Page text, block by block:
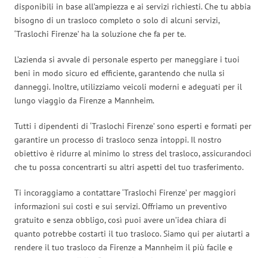
disponibili in base all’ampiezza e ai servizi richiesti. Che tu abbia
bisogno di un trasloco completo o solo di alcuni servizi,
‘Traslochi Firenze’ ha la soluzione che fa per te.
L’azienda si avvale di personale esperto per maneggiare i tuoi
beni in modo sicuro ed efficiente, garantendo che nulla si
danneggi. Inoltre, utilizziamo veicoli moderni e adeguati per il
lungo viaggio da Firenze a Mannheim.
Tutti i dipendenti di ‘Traslochi Firenze’ sono esperti e formati per
garantire un processo di trasloco senza intoppi. Il nostro
obiettivo è ridurre al minimo lo stress del trasloco, assicurandoci
che tu possa concentrarti su altri aspetti del tuo trasferimento.
Ti incoraggiamo a contattare ‘Traslochi Firenze’ per maggiori
informazioni sui costi e sui servizi. Offriamo un preventivo
gratuito e senza obbligo, così puoi avere un’idea chiara di
quanto potrebbe costarti il tuo trasloco. Siamo qui per aiutarti a
rendere il tuo trasloco da Firenze a Mannheim il più facile e